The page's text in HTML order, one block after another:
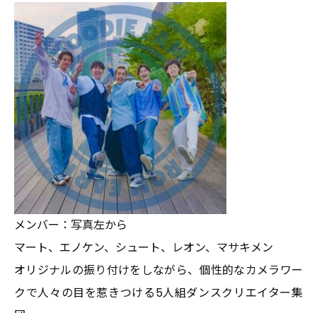
メンバー：写真左から
マート、エノケン、シュート、レオン、マサキメン
オリジナルの振り付けをしながら、個性的なカメラワー
クで人々の目を惹きつける5人組ダンスクリエイター集